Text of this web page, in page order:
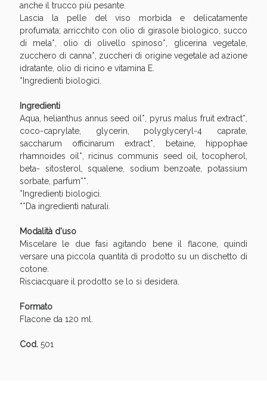
anche il trucco più pesante.
Lascia la pelle del viso morbida e delicatamente
profumata; arricchito con olio di girasole biologico, succo
di mela*, olio di olivello spinoso*, glicerina vegetale,
zucchero di canna*, zuccheri di origine vegetale ad azione
idratante, olio di ricino e vitamina E.
*Ingredienti biologici.
Ingredienti
Aqua, helianthus annus seed oil*, pyrus malus fruit extract*,
coco-caprylate, glycerin, polyglyceryl-4 caprate,
saccharum officinarum extract*, betaine, hippophae
rhamnoides oil*, ricinus communis seed oil, tocopherol,
beta- sitosterol, squalene, sodium benzoate, potassium
sorbate, parfum**.
*Ingredienti biologici.
**Da ingredienti naturali.
Modalità d'uso
Miscelare le due fasi agitando bene il flacone, quindi
versare una piccola quantità di prodotto su un dischetto di
cotone.
Risciacquare il prodotto se lo si desidera.
Formato
Flacone da 120 ml.
Cod.501
Sconto fino al 55% disponibile oggi!
Vie Urinarie e Prostata: Sconti fino al 45% oggi!